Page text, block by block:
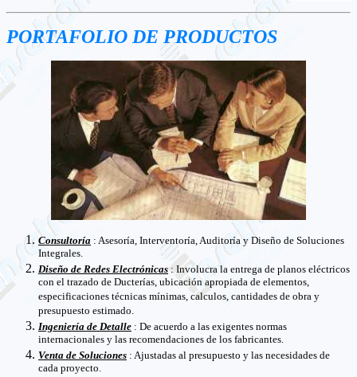
PORTAFOLIO DE PRODUCTOS
Consultoría : Asesoría, Interventoría, Auditoría y Diseño de Soluciones
Integrales.
Diseño de Redes Electrónicas : Involucra la entrega de planos eléctricos
con el trazado de Ducterías, ubicación apropiada de elementos,
especificaciones técnicas mínimas, calculos, cantidades de obra y
presupuesto estimado.
Ingeniería de Detalle : De acuerdo a las exigentes normas
internacionales y las recomendaciones de los fabricantes.
Venta de Soluciones : Ajustadas al presupuesto y las necesidades de
cada proyecto.